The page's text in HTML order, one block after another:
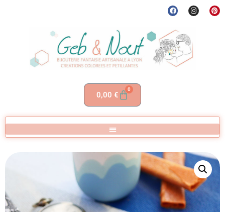
0,00 €
0